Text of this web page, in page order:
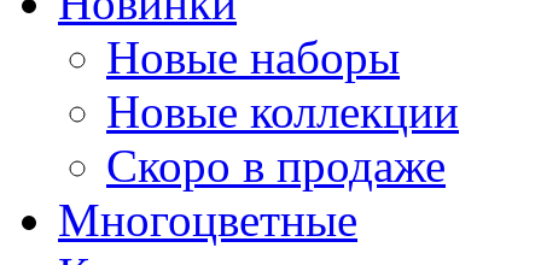
Новые наборы
Новые коллекции
Скоро в продаже
Многоцветные